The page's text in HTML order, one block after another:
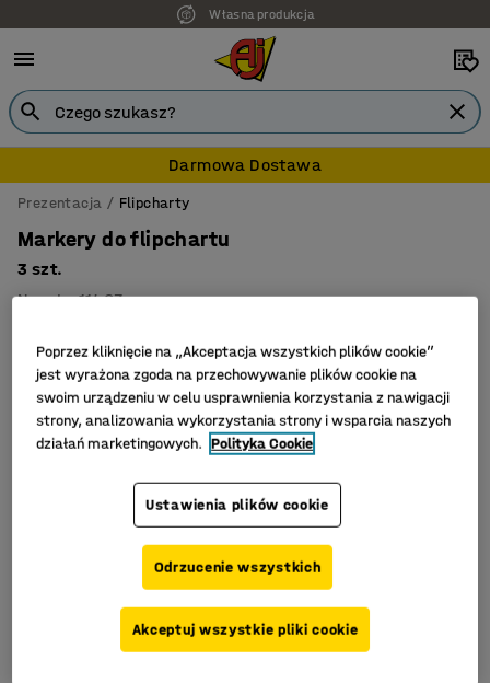
Własna produkcja
Darmowa Dostawa
Prezentacja Flipcharty
Markery do flipchartu
3 szt.
Nr art.:11463
Poprzez kliknięcie na „Akceptacja wszystkich plików cookie”
jest wyrażona zgoda na przechowywanie plików cookie na
swoim urządzeniu w celu usprawnienia korzystania z nawigacji
strony, analizowania wykorzystania strony i wsparcia naszych
działań marketingowych. Polityka Cookie
Ustawienia plików cookie
Odrzucenie wszystkich
Akceptuj wszystkie pliki cookie